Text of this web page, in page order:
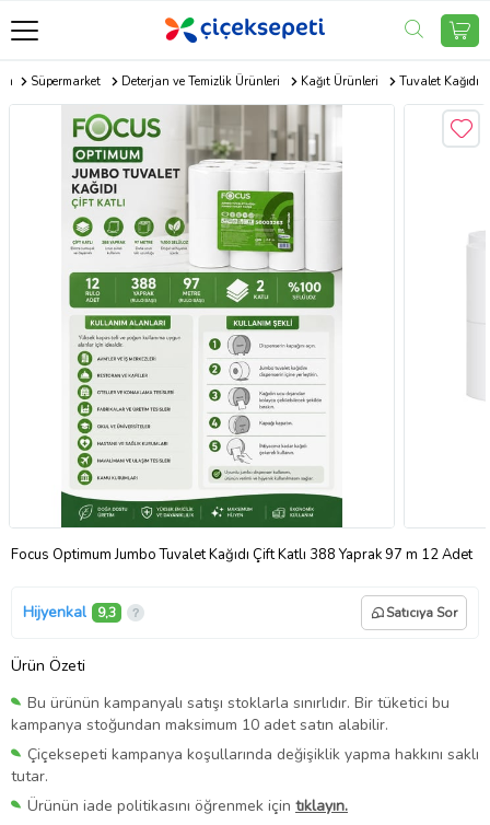
Süpermarket Deterjan ve Temizlik Ürünleri Kağıt Ürünleri Tuvalet Kağıdı
Focus Optimum Jumbo Tuvalet Kağıdı Çift Katlı 388 Yaprak 97 m 12 Adet
Hijyenkal 9,3 Satıcıya Sor
Ürün Özeti
Bu ürünün kampanyalı satışı stoklarla sınırlıdır. Bir tüketici bu
kampanya stoğundan maksimum 10 adet satın alabilir.
Çiçeksepeti kampanya koşullarında değişiklik yapma hakkını saklı
tutar.
Ürünün iade politikasını öğrenmek için tıklayın.